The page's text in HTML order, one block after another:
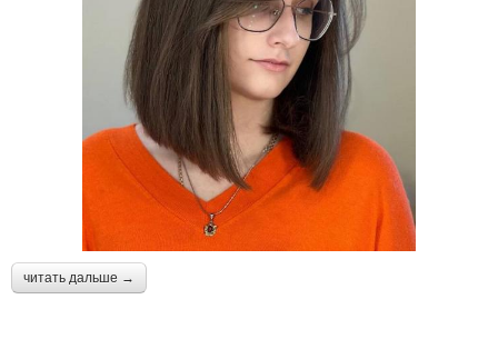
читать дальше →